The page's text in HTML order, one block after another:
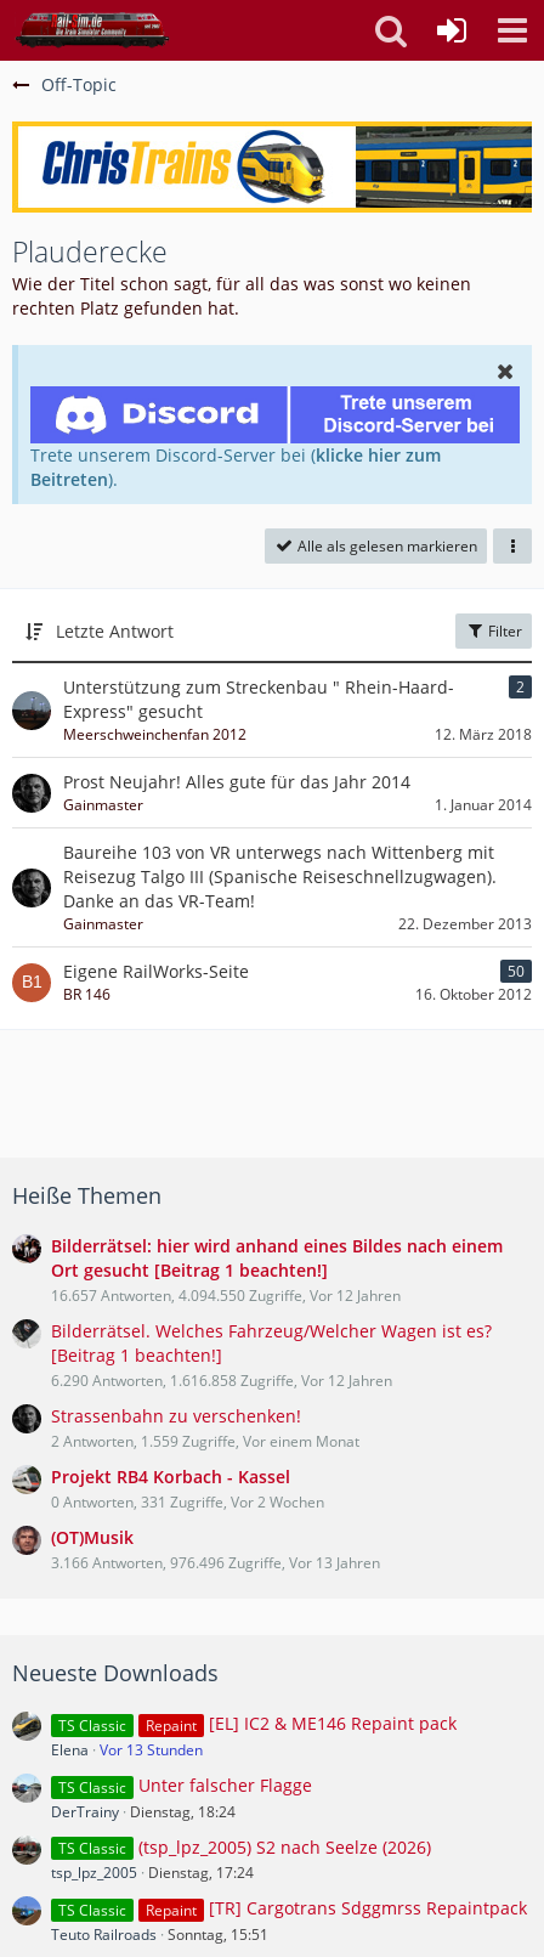
Off-Topic
Plauderecke
Wie der Titel schon sagt, für all das was sonst wo keinen
rechten Platz gefunden hat.
Trete unserem Discord-Server bei (klicke hier zum
Beitreten).
Alle als gelesen markieren
Letzte Antwort Filter
Unterstützung zum Streckenbau " Rhein-Haard-
Express" gesucht
2
Meerschweinchenfan 2012 12. März 2018
Prost Neujahr! Alles gute für das Jahr 2014
Gainmaster 1. Januar 2014
Baureihe 103 von VR unterwegs nach Wittenberg mit
Reisezug Talgo III (Spanische Reiseschnellzugwagen).
Danke an das VR-Team!
Gainmaster 22. Dezember 2013
Eigene RailWorks-Seite
50
BR 146
16. Oktober 2012
Heiße Themen
Bilderrätsel: hier wird anhand eines Bildes nach einem
Ort gesucht [Beitrag 1 beachten!]
16.657 Antworten, 4.094.550 Zugriffe, Vor 12 Jahren
Bilderrätsel. Welches Fahrzeug/Welcher Wagen ist es?
[Beitrag 1 beachten!]
6.290 Antworten, 1.616.858 Zugriffe, Vor 12 Jahren
Strassenbahn zu verschenken!
2 Antworten, 1.559 Zugriffe, Vor einem Monat
Projekt RB4 Korbach - Kassel
0 Antworten, 331 Zugriffe, Vor 2 Wochen
(OT)Musik
3.166 Antworten, 976.496 Zugriffe, Vor 13 Jahren
Neueste Downloads
TS Classic Repaint [EL] IC2 & ME146 Repaint pack
Elena Vor 13 Stunden
TS Classic
Unter falscher Flagge
DerTrainy Dienstag, 18:24
TS Classic (tsp_lpz_2005) S2 nach Seelze (2026)
tsp_lpz_2005
Dienstag, 17:24
TS Classic
Repaint [TR] Cargotrans Sdggmrss Repaintpack
Teuto Railroads Sonntag, 15:51